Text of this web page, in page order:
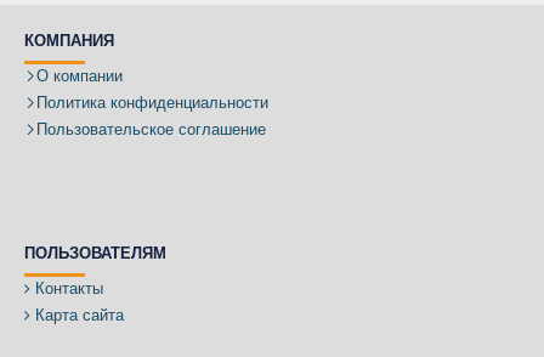
КОМПАНИЯ
О компании
Политика конфиденциальности
Пользовательское соглашение
ПОЛЬЗОВАТЕЛЯМ
Контакты
Карта сайта